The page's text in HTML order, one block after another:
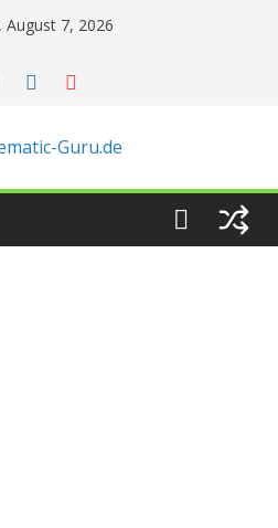
August 7, 2026